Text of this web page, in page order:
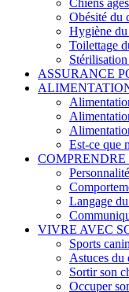
Chiens âgés
Obésité du
Hygiène
Toilettage
ASSURANCE
Est-ce que
Langage
VIVRE AVEC
Sports
Astuces du
Sortir son
Occuper